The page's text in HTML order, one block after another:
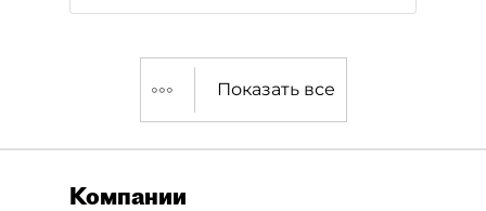
Показать все
Компании